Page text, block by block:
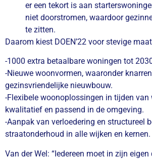
er een tekort is aan
niet doorstromen, waardoor
te zitten.
Daarom kiest DOEN’22 voor stevige
-1000 extra betaalbare woningen tot
-Nieuwe woonvormen, waaronder
gezinsvriendelijke nieuwbouw.
-Flexibele woonoplossingen in tijden
kwalitatief en passend in de omgeving.
-Aanpak van verloedering en structureel
straatonderhoud in alle wijken en kernen.
Van der Wel: “Iedereen moet in zijn